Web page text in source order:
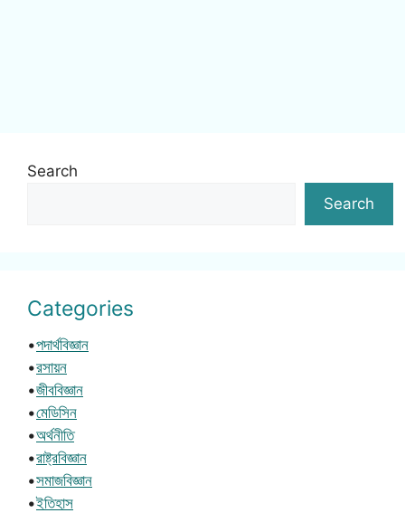
Search
Search
Categories
•পদার্থবিজ্ঞান
•রসায়ন
•জীববিজ্ঞান
•মেডিসিন
•অর্থনীতি
•রাষ্ট্রবিজ্ঞান
•সমাজবিজ্ঞান
•ইতিহাস